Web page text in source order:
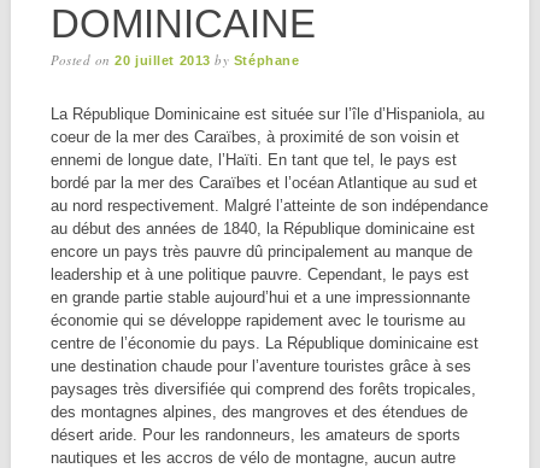
DOMINICAINE
Posted on20 juillet 2013 by Stéphane
La République Dominicaine est située sur l’île d’Hispaniola, au
coeur de la mer des Caraïbes, à proximité de son voisin et
ennemi de longue date, l’Haïti. En tant que tel, le pays est
bordé par la mer des Caraïbes et l’océan Atlantique au sud et
au nord respectivement. Malgré l’atteinte de son indépendance
au début des années de 1840, la République dominicaine est
encore un pays très pauvre dû principalement au manque de
leadership et à une politique pauvre. Cependant, le pays est
en grande partie stable aujourd’hui et a une impressionnante
économie qui se développe rapidement avec le tourisme au
centre de l’économie du pays. La République dominicaine est
une destination chaude pour l’aventure touristes grâce à ses
paysages très diversifiée qui comprend des forêts tropicales,
des montagnes alpines, des mangroves et des étendues de
désert aride. Pour les randonneurs, les amateurs de sports
nautiques et les accros de vélo de montagne, aucun autre